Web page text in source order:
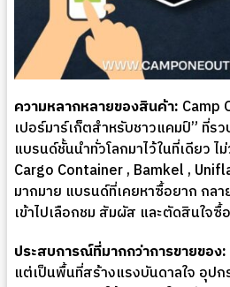
ความหลากหลายของสินค้า: Camp
เปอร์มาร์เก็ตสำหรับชาวแคมป์” ที่
แบรนด์ชั้นนำทั่วโลกมาไว้ในที่เดียว ไ
Cargo Container , Bamkel ,
มากมาย แบรนด์ที่เคยหาซื้อยาก กล
เข้าไปเลือกชม สัมผัส และตัดสินใจซื้
ประสบการณ์ที่มากกว่าการขายของ:
แต่เป็นพื้นที่สร้างแรงบันดาลใจ อุป